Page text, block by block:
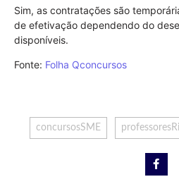
Sim, as contratações são
de efetivação dependendo do
disponíveis.
Fonte: Folha Qconcursos
concursosSME